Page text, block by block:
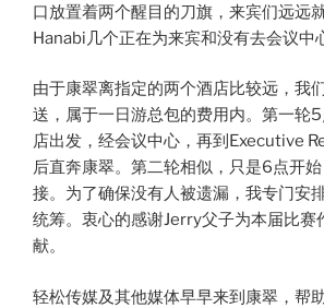
口放置着两个醒目的刀旗，来宾们远远
Hanabi几个正在为来宾和没有去会议中
由于康翠离指定的两个酒店比较远，我
送，属于一日游总包的费用内。第一轮
店出发，经会议中心，再到Executive
后直奔康翠。第二轮相似，只是6点开
接。为了确保没有人被遗漏，我专门安
统筹。衷心的感谢Jerry父子为本届比赛
献。
轻松传媒及其他媒体早早来到康翠，帮